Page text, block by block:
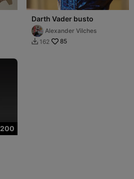
Darth Vader busto
Alexander Vilches
 162 85
200